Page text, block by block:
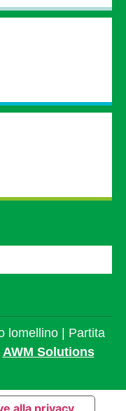
lomellino | Partita
AWM Solutions